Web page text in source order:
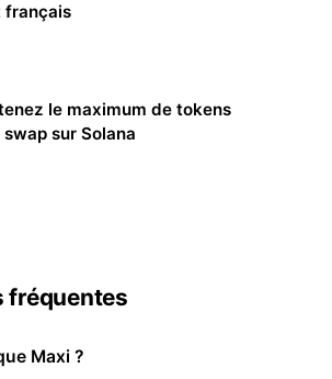
français
le maximum de tokens
sur Solana
fréquentes
Maxi ?